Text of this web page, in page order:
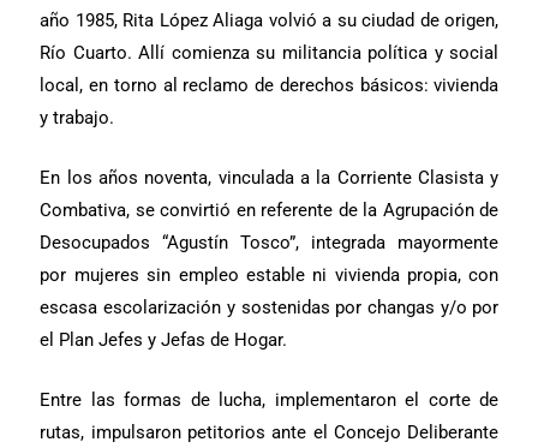
año 1985, Rita López Aliaga volvió a su ciudad de origen,
Río Cuarto. Allí comienza su militancia política y social
local, en torno al reclamo de derechos básicos: vivienda
y trabajo.
En los años noventa, vinculada a la Corriente Clasista y
Combativa, se convirtió en referente de la Agrupación de
Desocupados “Agustín Tosco”, integrada mayormente
por mujeres sin empleo estable ni vivienda propia, con
escasa escolarización y sostenidas por changas y/o por
el Plan Jefes y Jefas de Hogar.
Entre las formas de lucha, implementaron el corte de
rutas, impulsaron petitorios ante el Concejo Deliberante